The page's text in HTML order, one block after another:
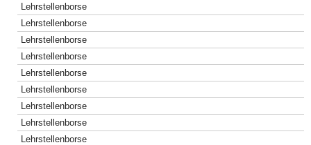
Lehrstellenborse
Lehrstellenborse
Lehrstellenborse
Lehrstellenborse
Lehrstellenborse
Lehrstellenborse
Lehrstellenborse
Lehrstellenborse
Lehrstellenborse